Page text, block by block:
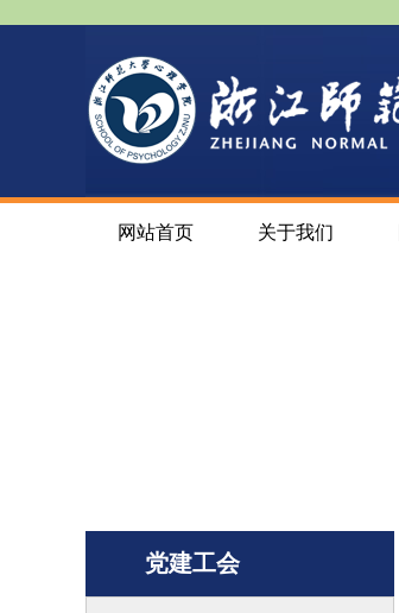
网站首页 关于我们
党建工会